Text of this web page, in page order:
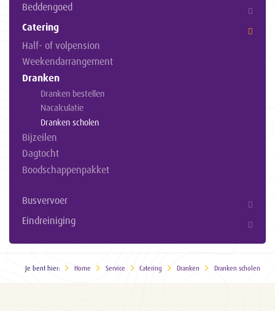
Beddengoed
Catering
Half- of volpension
Weekendarrangement
Dranken
Dranken bestellen
Nacalculatie
Dranken scholen
Bijzeilen
Dagtocht
Boodschappenpakket
Busvervoer
Eindreiniging
Je bent hier: Home Service Catering Dranken Dranken scholen